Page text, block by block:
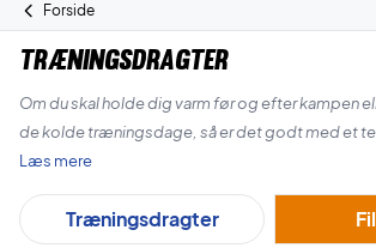
Forside
Træningsdragter
Om du skal holde dig varm før og efter kampen
de kolde træningsdage, så er det godt med et
hættetrøjer, lange bukser og meget mere.
Læs mere
Træningsdragter